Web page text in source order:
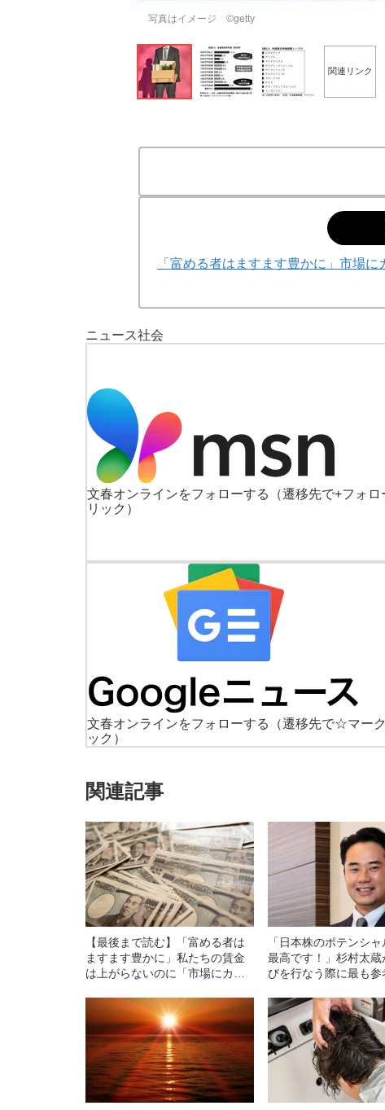
写真はイメージ ©getty
関連リンク
「富める者はますます豊かに」市場
ニュース社会
文春オンラインをフォローする
（遷移先で+フォロ
リック）
文春オンラインをフォローする
（遷移先で☆マー
ック）
関連記事
【最後まで読む】「富める者は
ますます豊かに」私たちの賃金
は上がらないのに「市場にカネ
「日本株のポテンシ
最高です！」杉村太蔵
びを行なう際に最も参